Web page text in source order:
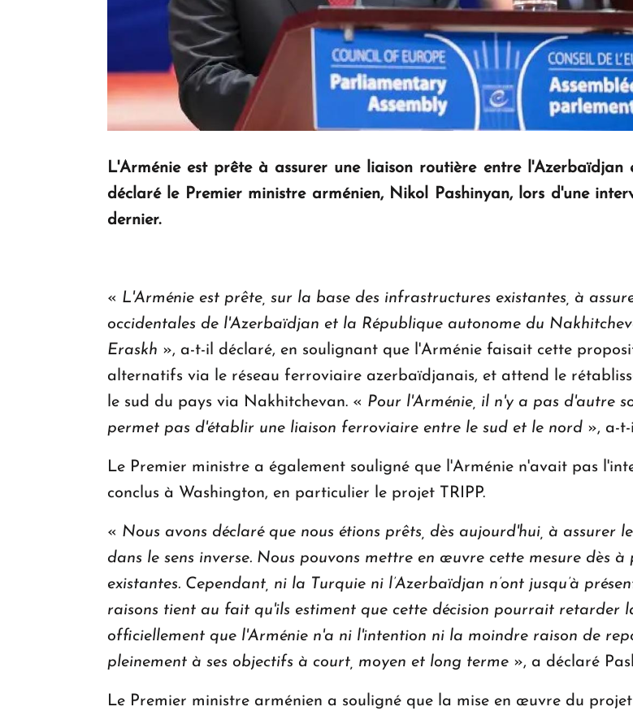
L'Arménie est prête à assurer une liaison routière entre
déclaré le Premier ministre arménien, Nikol Pashinyan, lors d'une
dernier.
« L'Arménie est prête, sur la base des infrastructures existantes, à
occidentales de l'Azerbaïdjan et la République autonome du
Eraskh », a-t-il déclaré, en soulignant que l'Arménie faisait cette
alternatifs via le réseau ferroviaire azerbaïdjanais, et attend le
le sud du pays via Nakhitchevan. « Pour l'Arménie, il n'y a pas d'autre
permet pas d'établir une liaison ferroviaire entre le sud et le nord », a-
Le Premier ministre a également souligné que l'Arménie n'avait pas
conclus à Washington, en particulier le projet TRIPP.
« Nous avons déclaré que nous étions prêts, dès aujourd'hui, à
dans le sens inverse. Nous pouvons mettre en œuvre cette mesure dès
existantes. Cependant, ni la Turquie ni l’Azerbaïdjan n’ont jusqu’à
raisons tient au fait qu'ils estiment que cette décision pourrait retarder
officiellement que l'Arménie n'a ni l'intention ni la moindre raison de
pleinement à ses objectifs à court, moyen et long terme », a déclaré
Le Premier ministre arménien a souligné que la mise en œuvre du